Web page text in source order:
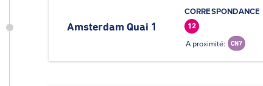
Amsterdam Quai 1
CORRESPONDANCE
12
A proximité: CN7